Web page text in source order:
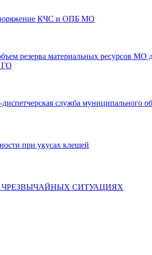
КЧС и ОПБ МО
резерва материальных ресурсов
ГО
служба муниципального
при укусах клещей
ЧРЕЗВЫЧАЙНЫХ СИТУАЦИЯХ